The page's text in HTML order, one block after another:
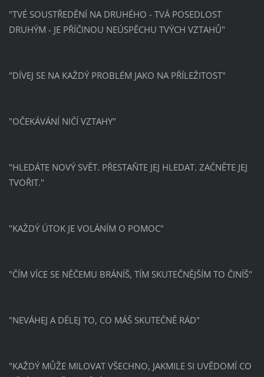
"TVÉ SOUSTŘEDĚNÍ NA DRUHÉHO - TVÁ POSEDLOST
DRUHÝM - JE PŘÍČINOU NEÚSPĚCHU TVÝCH VZTAHŮ"
"DÍVEJ SE NA KAŽDÝ PROBLÉM JAKO NA PŘÍLEŽITOST"
"OČEKÁVÁNÍ NIČÍ VZTAHY"
"HLEDÁTE NOVÝ SVĚT. PŘESTAŇTE JEJ HLEDAT. ZAČNĚTE JEJ
TVOŘIT."
"KAŽDÝ ÚTOK JE VOLÁNÍM O POMOC"
"ČÍM VÍCE SE NĚČEMU BRÁNÍŠ, TÍM SKUTEČNĚJŠÍM TO ČINÍŠ"
"NEVÁHEJ A DĚLEJ TO, CO MÁŠ SKUTEČNĚ RÁD"
"KAŽDÝ MŮŽE MILOVAT VŠECHNO, JAKMILE SI UVĚDOMÍ CO